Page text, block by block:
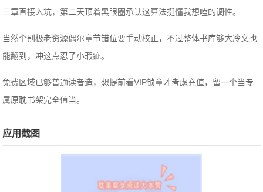
三章直接入坑，第二天顶着黑眼圈承认这算法挺懂我想嗑的调性。
当然个别极老资源偶尔章节错位要手动校正，不过整体书库够大冷文也
能翻到，冲这点忍了小瑕疵。
免费区域已够普通读者造，想提前看VIP锁章才考虑充值，留一个当专
属原耽书架完全值当。
应用截图